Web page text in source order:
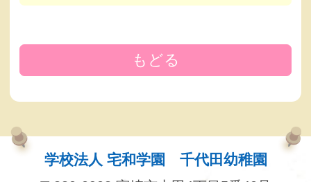
もどる
学校法人 宅和学園 千代田幼稚園